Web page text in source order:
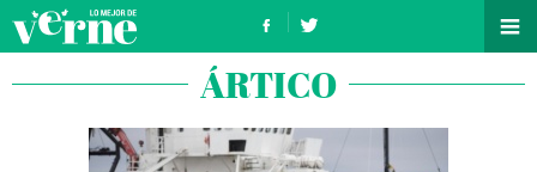
ÁRTICO